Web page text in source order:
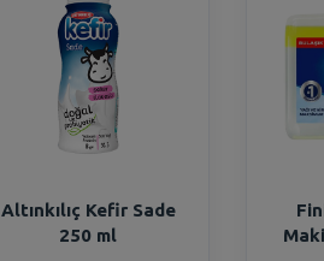
Altınkılıç Kefir Sade
250 ml